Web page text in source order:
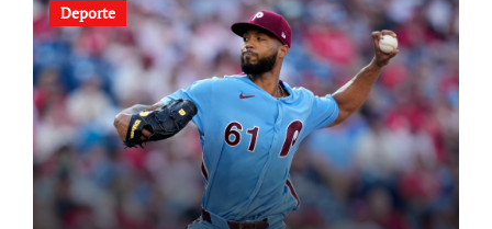
Deporte